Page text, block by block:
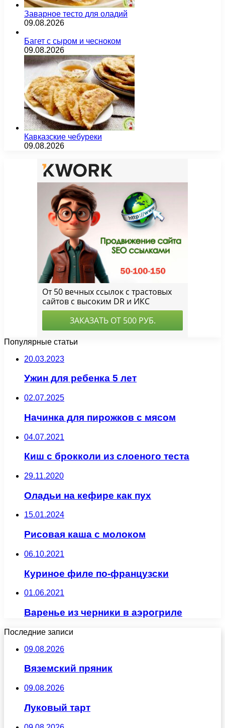
Заварное тесто для оладий
09.08.2026
Багет с сыром и чесноком
09.08.2026
Кавказские чебуреки
09.08.2026
Популярные статьи
20.03.2023
Ужин для ребенка 5 лет
02.07.2025
Начинка для пирожков с мясом
04.07.2021
Киш с брокколи из слоеного теста
29.11.2020
Оладьи на кефире как пух
15.01.2024
Рисовая каша с молоком
06.10.2021
Куриное филе по-французски
01.06.2021
Варенье из черники в аэрогриле
Последние записи
09.08.2026
Вяземский пряник
09.08.2026
Луковый тарт